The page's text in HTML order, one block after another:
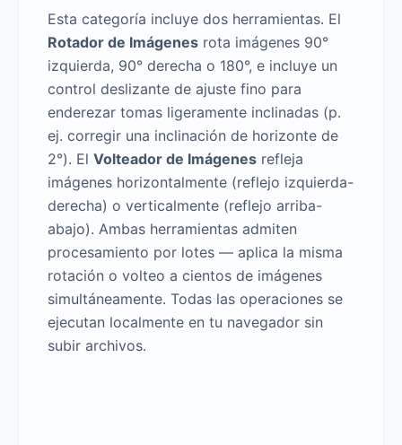
Esta categoría incluye dos herramientas. El
Rotador de Imágenes rota imágenes 90°
izquierda, 90° derecha o 180°, e incluye un
control deslizante de ajuste fino para
enderezar tomas ligeramente inclinadas (p.
ej. corregir una inclinación de horizonte de
2°). El Volteador de Imágenes refleja
imágenes horizontalmente (reflejo izquierda-
derecha) o verticalmente (reflejo arriba-
abajo). Ambas herramientas admiten
procesamiento por lotes — aplica la misma
rotación o volteo a cientos de imágenes
simultáneamente. Todas las operaciones se
ejecutan localmente en tu navegador sin
subir archivos.